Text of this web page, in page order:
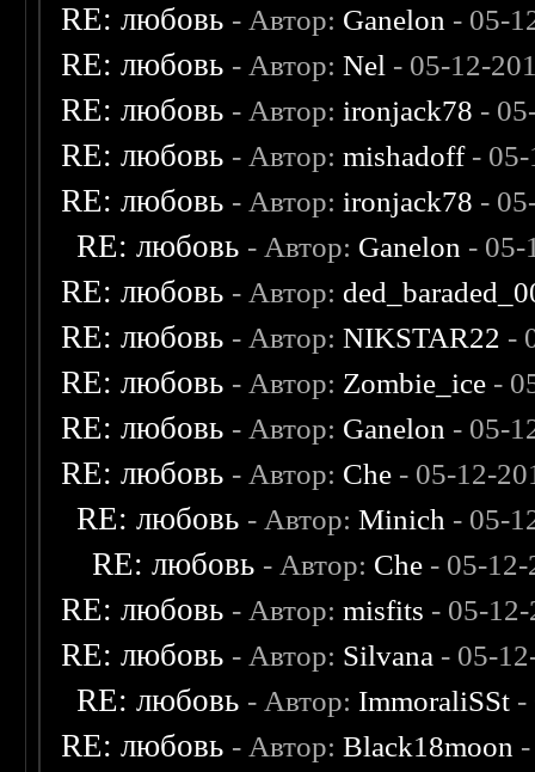
RE: любовь - Автор: Ganelon - 05-
RE: любовь - Автор:Nel - 05-12-
RE: любовь - Автор: ironjack78 -
RE: любовь - Автор:mishadoff- 05-
RE: любовь - Автор: ironjack78 -
RE: любовь - Автор: Ganelon - 05-
RE: любовь - Автор:
RE: любовь - Автор:NIKSTAR22 -
RE: любовь - Автор: Zombie_ice -
RE: любовь - Автор: Ganelon - 05-
RE: любовь - Автор: Che - 05-12-
RE: любовь - Автор:Minich - 05-
RE: любовь - Автор: Che - 05-
RE: любовь - Автор:misfits - 05-
RE: любовь - Автор: Silvana - 05-
RE: любовь - Автор: ImmoraliSSt -
RE: любовь - Автор:Black18moon